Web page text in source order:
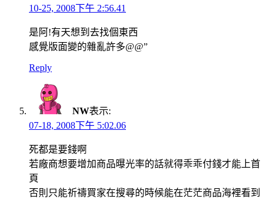
10-25, 2008下午 2:56.41
是阿!有天想到去找個東西
感覺版面變的雜亂許多@@”
Reply
NW表示:
07-18, 2008下午 5:02.06
死都是要錢啊
若廠商想要增加商品曝光率的話就得乖乖付錢才能上首
頁
否則只能祈禱買家在搜尋的時候能在茫茫商品海裡看到